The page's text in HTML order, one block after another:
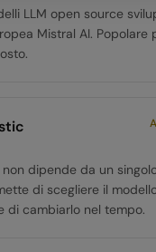
LLM open source
Mistral AI. Popolare
dipende da un
di scegliere il
di cambiarlo nel tempo.